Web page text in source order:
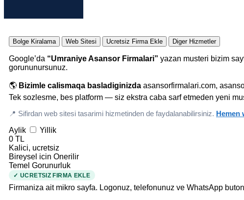
Bolge Kiralama Web Sitesi Ucretsiz Firma Ekle Diger Hizmetler
Google’da “Umraniye Asansor Firmalari” yazan musteri bizim
gorununursunuz.
🌎 Bizimle calismaqa basladiginizda asansorfirmalari.com,
Tek sozlesme, bes platform — siz ekstra caba sarf etmeden yeni
📍 Sifirdan web sitesi tasarimi hizmetinden de faydalanabilirsiniz.
Aylik
Yillik
0 TL
Kalici, ucretsiz
Bireysel icin Onerilir
Temel Gorunurluk
✓ UCRETSIZ FIRMA EKLE
Firmaniza ait mikro sayfa. Logonuz, telefonunuz ve WhatsApp